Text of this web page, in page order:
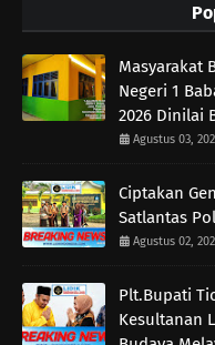
Masyarakat
Negeri 1
2026 Dinilai
Agustus 03,
Ciptakan
Satlantas
Agustus 02,
Plt.Bupati
Kesultanan